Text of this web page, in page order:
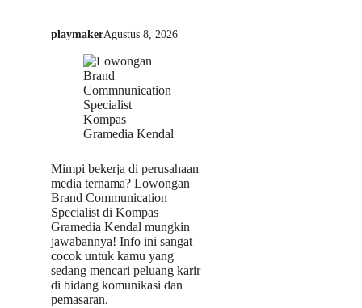
playmakerAgustus 8, 2026
Mimpi bekerja di perusahaan
media ternama? Lowongan
Brand Communication
Specialist di Kompas
Gramedia Kendal mungkin
jawabannya! Info ini sangat
cocok untuk kamu yang
sedang mencari peluang karir
di bidang komunikasi dan
pemasaran.